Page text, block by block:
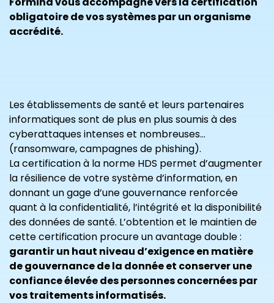
obligatoire de vos systèmes par un organisme
accrédité.
Les établissements de santé et leurs partenaires
informatiques sont de plus en plus soumis à des
cyberattaques intenses et nombreuses…
(ransomware, campagnes de phishing).
La certification à la norme HDS permet d’augmenter
la résilience de votre système d’information, en
donnant un gage d’une gouvernance renforcée
quant à la confidentialité, l’intégrité et la disponibilité
des données de santé. L’obtention et le maintien de
cette certification procure un avantage double :
garantir un haut niveau d’exigence en matière
de gouvernance de la donnée et conserver une
confiance élevée des personnes concernées par
vos traitements informatisés.